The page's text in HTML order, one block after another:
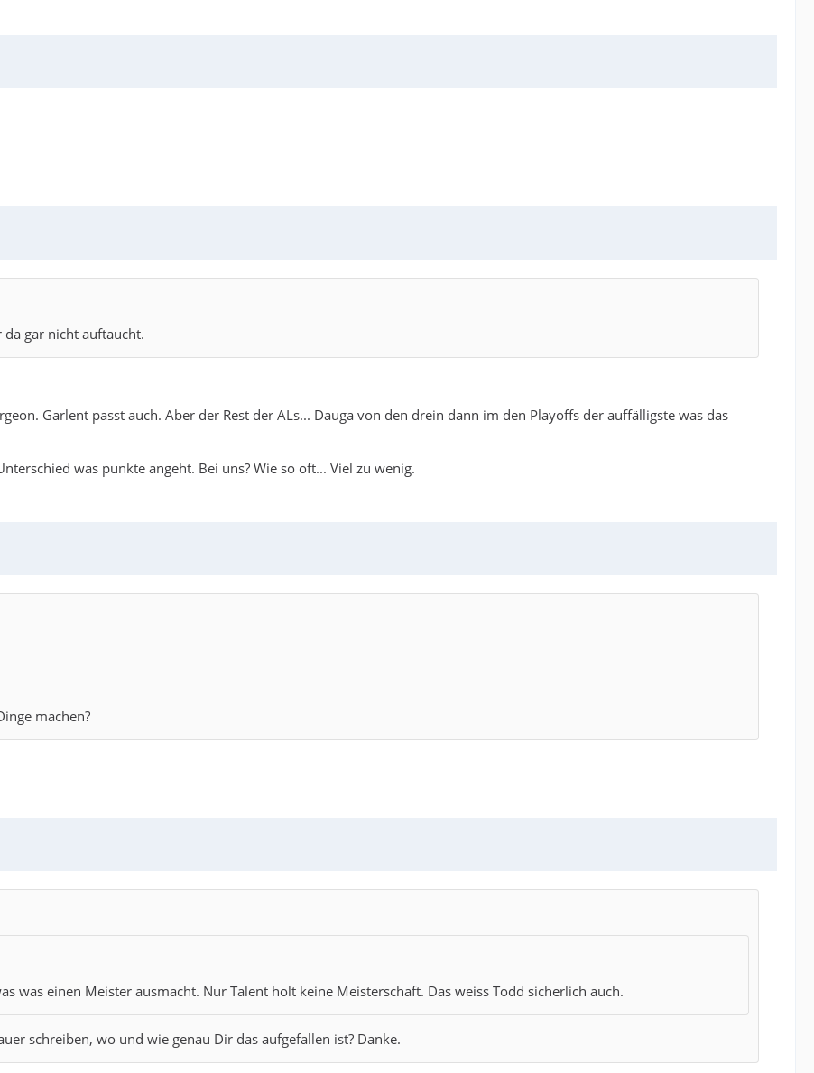
gar nicht auftaucht.
Garlent passt auch. Aber der Rest der ALs... Dauga von den drein dann im den Playoffs der auffälligste was das
was punkte angeht. Bei uns? Wie so oft... Viel zu wenig.
machen?
was einen Meister ausmacht. Nur Talent holt keine Meisterschaft. Das weiss Todd sicherlich auch.
schreiben, wo und wie genau Dir das aufgefallen ist? Danke.